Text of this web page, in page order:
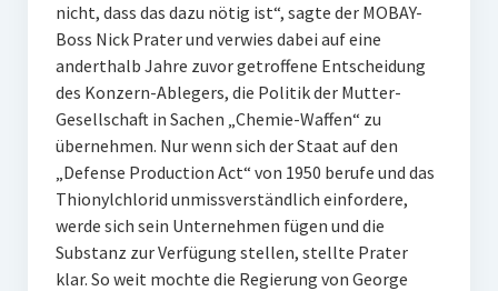
nicht, dass das dazu nötig ist“, sagte der MOBAY-
Boss Nick Prater und verwies dabei auf eine
anderthalb Jahre zuvor getroffene Entscheidung
des Konzern-Ablegers, die Politik der Mutter-
Gesellschaft in Sachen „Chemie-Waffen“ zu
übernehmen. Nur wenn sich der Staat auf den
„Defense Production Act“ von 1950 berufe und das
Thionylchlorid unmissverständlich einfordere,
werde sich sein Unternehmen fügen und die
Substanz zur Verfügung stellen, stellte Prater
klar. So weit mochte die Regierung von George